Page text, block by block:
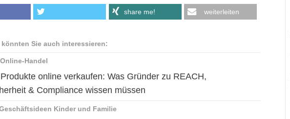
share me! weiterleiten
könnten Sie auch interessieren:
Online-Handel
online verkaufen: Was Gründer zu REACH,
& Compliance wissen müssen
Kinder und Familie